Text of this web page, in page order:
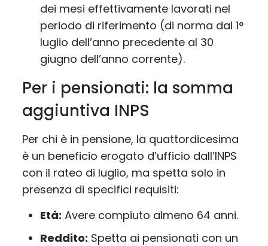
dei mesi effettivamente lavorati nel
periodo di riferimento (di norma dal 1°
luglio dell’anno precedente al 30
giugno dell’anno corrente).
Per i pensionati: la somma
aggiuntiva INPS
Per chi è in pensione, la quattordicesima
è un beneficio erogato d’ufficio dall’INPS
con il rateo di luglio, ma spetta solo in
presenza di specifici requisiti:
Età: Avere compiuto almeno 64 anni.
Reddito: Spetta ai pensionati con un